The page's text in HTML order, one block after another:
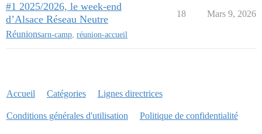
#1 2025/2026, le week-end
d’Alsace Réseau Neutre
Réunionsarn-camp réunion-accueil
18 Mars 9, 2026
Accueil Catégories Lignes directrices
Conditions générales d'utilisation Politique de confidentialité